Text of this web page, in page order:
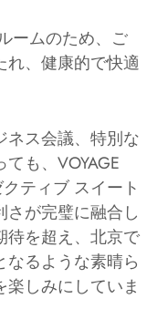
ームのため、ご
れ、健康的で快適
ネス会議、特別な
も、VOYAGE
クティブ スイート
が完璧に融合し
待を超え、北京で
るような素晴ら
楽しみにしていま